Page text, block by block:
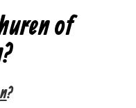
of
?